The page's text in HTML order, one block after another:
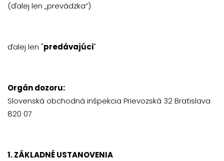
(ďalej len „prevádzka“)
ďalej len "predávajúci"
Orgán dozoru:
Slovenská obchodná inšpekcia Prievozská 32 Bratislava
820 07
1. ZÁKLADNÉ USTANOVENIA